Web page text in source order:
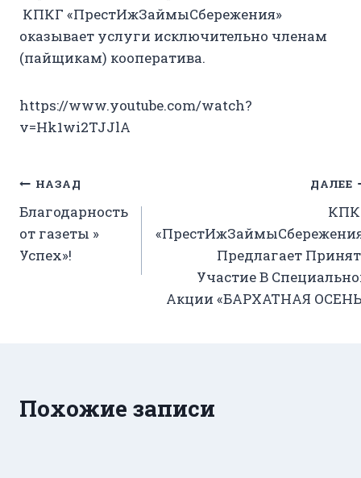
КПКГ «ПрестИжЗаймыСбережения»
оказывает услуги исключительно членам
(пайщикам) кооператива.
https://www.youtube.com/watch?
v=Hk1wi2TJJlA
Навигация
по
записям
НАЗАД
Благодарность
от газеты »
Успех»!
ДАЛЕЕ
Предлагает
Участие В
Акции «БАРХАТНАЯ
Похожие записи